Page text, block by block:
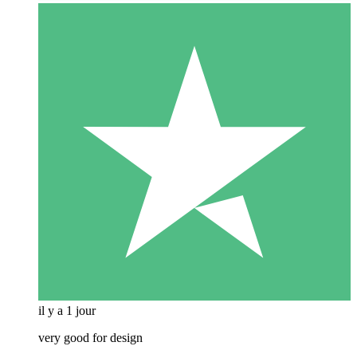
il y a 1 jour
very good for design